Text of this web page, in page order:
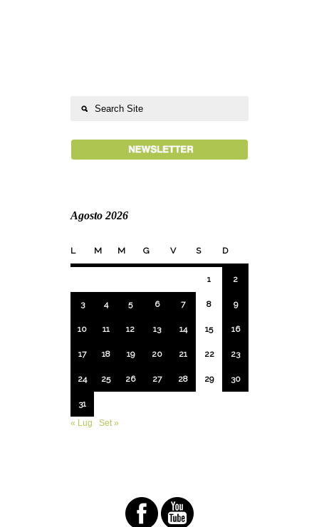
Agosto 2026
L M M G V S D
1 2
3 4 5 6 7 8 9
10 11 12 13 14 15 16
17 18 19 20 21 22 23
24 25 26 27 28 29 30
31
« Lug
Set »